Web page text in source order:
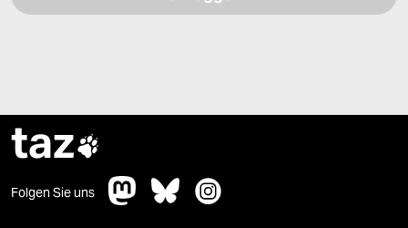
taz
Folgen Sie uns